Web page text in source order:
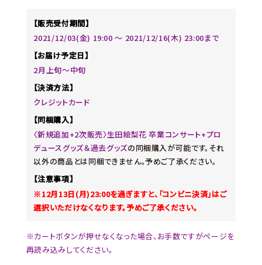
【販売受付期間】
2021/12/03(金) 19:00 〜 2021/12/16(木) 23:00まで
【お届け予定日】
2月上旬～中旬
【決済方法】
クレジットカード
【同梱購入】
〈新規追加+2次販売〉生田絵梨花 卒業コンサート+プロ
デュースグッズ＆過去グッズの同梱購入が可能です。それ
以外の商品とは同梱できません。予めご了承ください。
【注意事項】
※12月13日(月)23:00を過ぎますと、「コンビニ決済」はご
選択いただけなくなります。予めご了承ください。
※カートボタンが押せなくなった場合、お手数ですがページを
再読み込みしてください。